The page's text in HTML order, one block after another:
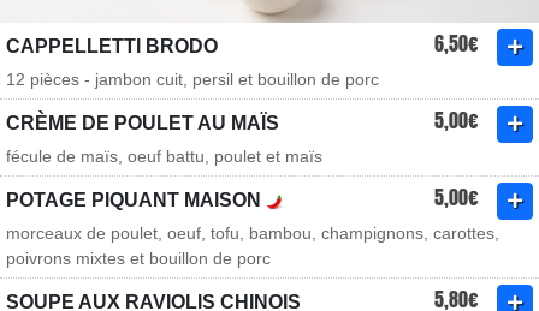
CAPPELLETTI BRODO 6,50€
12 pièces - jambon cuit, persil et bouillon de porc
CRÈME DE POULET AU MAÏS 5,00€
fécule de maïs, oeuf battu, poulet et maïs
POTAGE PIQUANT MAISON 5,00€
morceaux de poulet, oeuf, tofu, bambou, champignons, carottes,
poivrons mixtes et bouillon de porc
SOUPE AUX RAVIOLIS CHINOIS 5,80€